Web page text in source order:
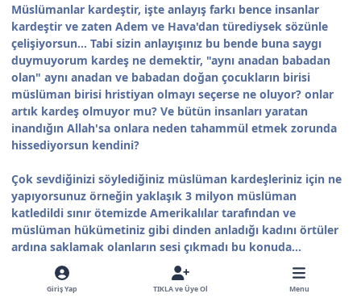
Müslümanlar kardeştir, işte anlayış farkı bence insanlar
kardeştir ve zaten Adem ve Hava'dan türediysek sözünle
çelişiyorsun... Tabi sizin anlayışınız bu bende buna saygı
duymuyorum kardeş ne demektir, "aynı anadan babadan
olan" aynı anadan ve babadan doğan çocukların birisi
müslüman birisi hristiyan olmayı seçerse ne oluyor? onlar
artık kardeş olmuyor mu? Ve bütün insanları yaratan
inandığın Allah'sa onlara neden tahammül etmek zorunda
hissediyorsun kendini?
Çok sevdiğinizi söylediğiniz müslüman kardeşleriniz için ne
yapıyorsunuz örneğin yaklaşık 3 milyon müslüman
katledildi sınır ötemizde Amerikalılar tarafından ve
müslüman hükümetiniz gibi dinden anladığı kadını örtüler
ardına saklamak olanların sesi çıkmadı bu konuda...
İşte ilk paragrafta değindiğiniz konuya Devlet vakıf olmalı ve
her önüne gelen Meal yazmamalı..
Giriş Yap TIKLA ve Üye Ol Menu